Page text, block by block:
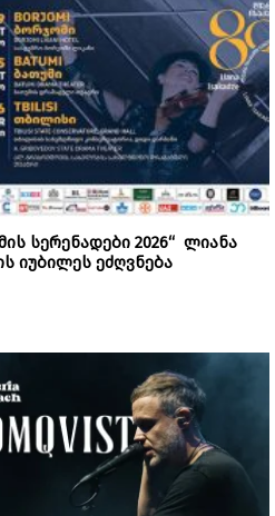
სერენადები 2026“ ლიანა
იუბილეს ეძღვნება